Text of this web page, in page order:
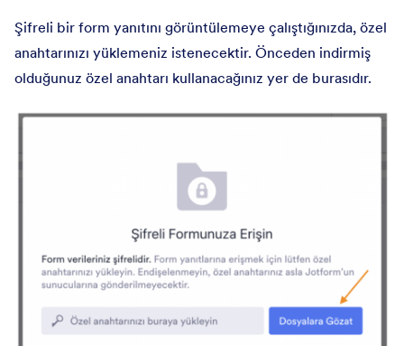
Şifreli bir form yanıtını görüntülemeye çalıştığınızda, özel
anahtarınızı yüklemeniz istenecektir. Önceden indirmiş
olduğunuz özel anahtarı kullanacağınız yer de burasıdır.